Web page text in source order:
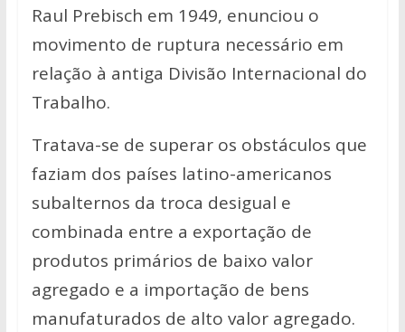
Raul Prebisch em 1949, enunciou o
movimento de ruptura necessário em
relação à antiga Divisão Internacional do
Trabalho.
Tratava-se de superar os obstáculos que
faziam dos países latino-americanos
subalternos da troca desigual e
combinada entre a exportação de
produtos primários de baixo valor
agregado e a importação de bens
manufaturados de alto valor agregado.